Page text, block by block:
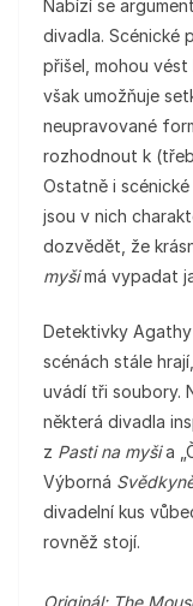
Nabízí se
divadla. Scénické
přišel, mohou
však umožňuje
neupravované
rozhodnout k
Ostatně i
jsou v nich
dozvědět, že
myšimá vypadat
Detektivky
scénách stále
uvádí tři soubory.
některá divadla
z Pasti na myšia
Výborná
divadelní kus
rovněž stojí.
Originál: The